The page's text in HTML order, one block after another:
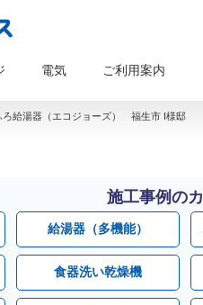
電気 ご利用案内
ろ給湯器（エコジョーズ） 福生市 I様邸
施工事例の
給湯器（多機能）
食器洗い乾燥機